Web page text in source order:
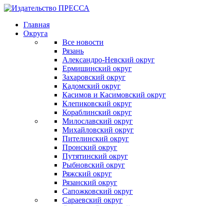
Главная
Округа
Все новости
Рязань
Александро-Невский округ
Ермишинский округ
Захаровский округ
Кадомский округ
Касимов и Касимовский округ
Клепиковский округ
Кораблинский округ
Милославский округ
Михайловский округ
Пителинский округ
Пронский округ
Путятинский округ
Рыбновский округ
Ряжский округ
Рязанский округ
Сапожковский округ
Сараевский округ